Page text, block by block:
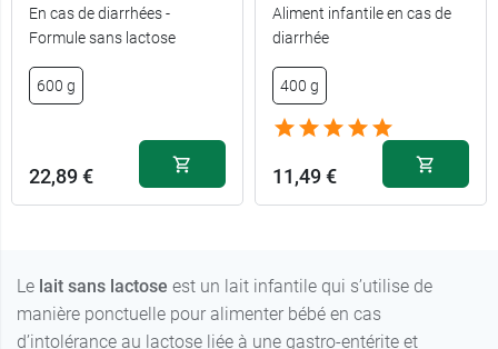
En cas de diarrhées -
Formule sans lactose
600 g
22,89 €
Aliment infantile en cas de
diarrhée
400 g
11,49 €
Le lait sans lactose est un lait infantile qui s’utilise de
manière ponctuelle pour alimenter bébé en cas
d’intolérance au lactose liée à une gastro-entérite et